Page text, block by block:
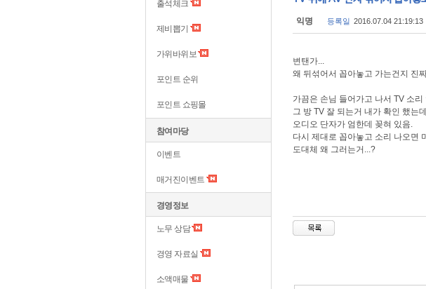
출석체크
제비뽑기
가위바위보
포인트 순위
포인트 쇼핑몰
참여마당
이벤트
매거진이벤트
경영정보
노무 상담
경영 자료실
소액매물
익명 등록일 2016.07.04 21:19:13
변탠가...
왜 뒤섞어서 꼽아놓고 가는건지 진
가끔은 손님 들어가고 나서 TV 소
그 방 TV 잘 되는거 내가 확인 했는
오디오 단자가 엄한데 꽂혀 있음.
다시 제대로 꼽아놓고 소리 나오면
도대체 왜 그러는거...?